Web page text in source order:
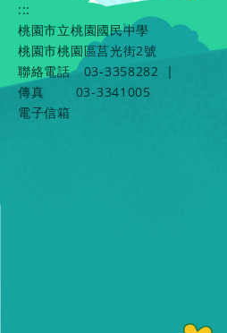
:::
桃園市立桃園國民中學
桃園市桃園區莒光街2號
聯絡電話
03-3358282
|
傳真
03-3341005
電子信箱